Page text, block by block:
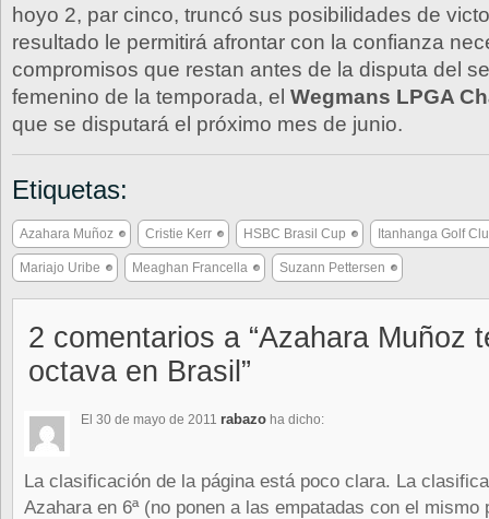
hoyo 2, par cinco, truncó sus posibilidades de
resultado le permitirá afrontar con la confianza
compromisos que restan antes de la disputa del
femenino de la temporada, el Wegmans LPGA
que se disputará el próximo mes de junio.
Etiquetas:
Azahara Muñoz Cristie Kerr HSBC Brasil Cup Itanhanga Golf
Mariajo Uribe Meaghan Francella Suzann Pettersen
2 comentarios a “Azahara Muñoz
octava en Brasil”
El 30 de mayo de 2011 rabazo ha dicho:
La clasificación de la página está poco clara. La
Azahara en 6ª (no ponen a las empatadas con el mismo